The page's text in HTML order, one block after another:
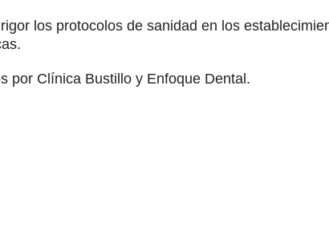
los protocolos de sanidad en los
por Clínica Bustillo y Enfoque Dental.